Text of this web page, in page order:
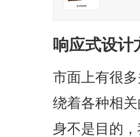
响应式设计
市面上有很
绕着各种相
身不是目的